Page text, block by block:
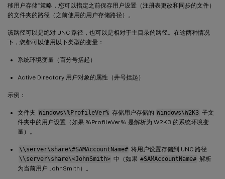
移用户存储”策略，您可以指定之前保存用户设置（注册表更改和同步的文件）
的文件夹的路径（之前使用的用户存储路径）。
该路径可以是绝对 UNC 路径，也可以是相对于主目录的路径。在这两种情况
下，您都可以使用以下类型的变量：
系统环境变量（百分号括起）
Active Directory 用户对象的属性（井号括起）
示例：
文件夹 Windows\%ProfileVer% 存储用户存储的 Windows\W2K3 子文
件夹中的用户设置（如果 %ProfileVer% 是解析为 W2K3 的系统环境变
量）。
\\server\share\#SAMAccountName# 将用户设置存储到 UNC 路径
\\server\share\<JohnSmith> 中（如果 #SAMAccountName# 解析
为当前用户 JohnSmith）。